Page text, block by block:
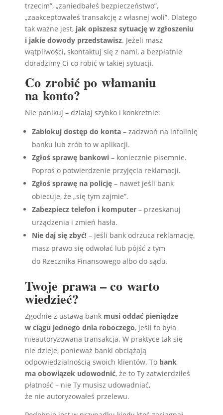
trzecim”, „zaniedbałeś bezpieczeństwo”,
„zaakceptowałeś transakcję z własnej woli”. Dlatego
tak ważne jest, jak opiszesz sytuację w zgłoszeniu
i jakie dowody przedstawisz. Jeżeli masz
wątpliwości, skontaktuj się z nami, a bezpłatnie
doradzimy Ci co robić w takiej sytuacji.
Co zrobić po włamaniu
na konto?
Nie panikuj – działaj szybko i konkretnie:
Zablokuj dostęp do konta – zadzwoń na infolinię
banku lub zrób to w aplikacji.
Zgłoś sprawę bankowi – koniecznie pisemnie.
Poproś o potwierdzenie przyjęcia reklamacji.
Zgłoś sprawę na policję – nawet jeśli bank
obiecuje, że „się tym zajmie”.
Zabezpiecz telefon i komputer – przeskanuj
urządzenia i zmień hasła.
Nie daj się zbyć! – jeśli bank odrzuca reklamację,
masz prawo się odwołać lub pójść z tym
do Rzecznika Finansowego albo do sądu.
Twoje prawa – co warto
wiedzieć?
Zgodnie z ustawą bank musi oddać pieniądze
w ciągu jednego dnia roboczego, jeśli to była
nieautoryzowana transakcja. W praktyce tak się
nie dzieje, ponieważ banki obciążają
odpowiedzialnością swoich klientów. To bank
ma obowiązek udowodnić, że to Ty zatwierdziłeś
płatność – nie Ty musisz udowadniać,
że nie autoryzowałeś przelewu.